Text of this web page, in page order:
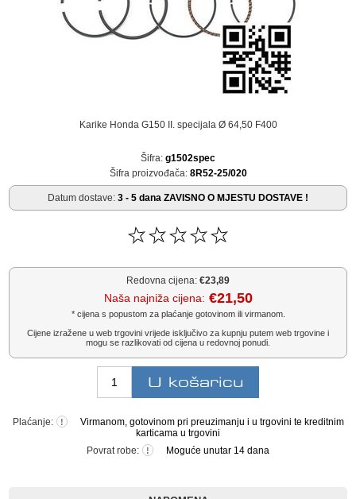
Karike Honda G150 II. specijala Ø 64,50 F400
Šifra: g1502spec
Šifra proizvođača: 8R52-25/020
Datum dostave: 3 - 5 dana ZAVISNO O MJESTU DOSTAVE !
Redovna cijena: €23,89
Naša najniža cijena: €21,50
* cijena s popustom za plaćanje gotovinom ili virmanom.
Cijene izražene u web trgovini vrijede isključivo za kupnju putem web trgovine i
mogu se razlikovati od cijena u redovnoj ponudi.
Plaćanje: !
Virmanom, gotovinom pri preuzimanju i u trgovini te kreditnim
karticama u trgovini
Povrat robe:
! Moguće unutar 14 dana